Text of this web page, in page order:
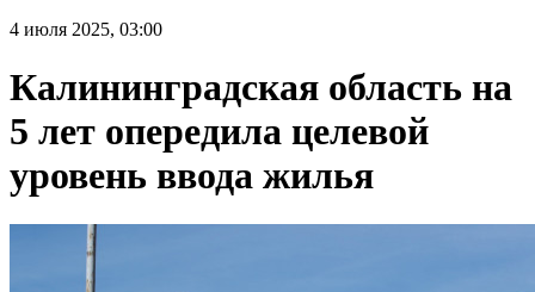
4 июля 2025, 03:00
Калининградская область на
5 лет опередила целевой
уровень ввода жилья